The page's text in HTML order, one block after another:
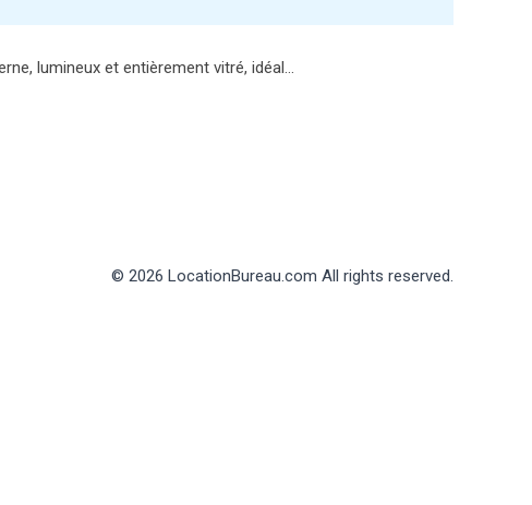
lumineux et entièrement vitré, idéal…
© 2026 LocationBureau.com All rights reserved.